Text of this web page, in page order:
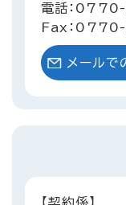
電話：
Fax：
メールで